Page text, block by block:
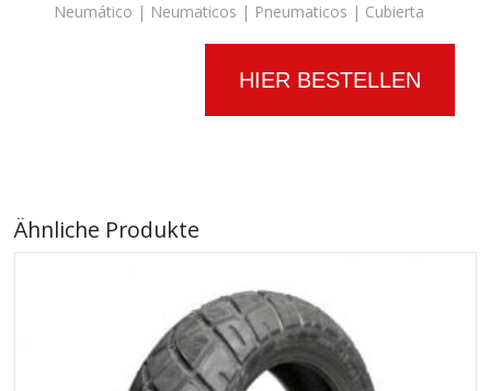
Neumático | Neumaticos | Pneumaticos | Cubierta
HIER BESTELLEN
Ähnliche Produkte